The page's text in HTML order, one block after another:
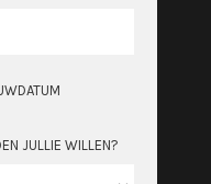
JULLIE WILLEN?